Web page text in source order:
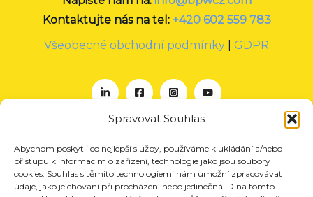
Spravovat Souhlas
Abychom poskytli co nejlepší služby, používáme k ukládání a/nebo
přístupu k informacím o zařízení, technologie jako jsou soubory
cookies. Souhlas s těmito technologiemi nám umožní zpracovávat
údaje, jako je chování při procházení nebo jedinečná ID na tomto
Kontaktujte nás na tel: +420 602 559 783
Všeobecné obchodní podmínky
GDPR
O nás
Projekty
Členství